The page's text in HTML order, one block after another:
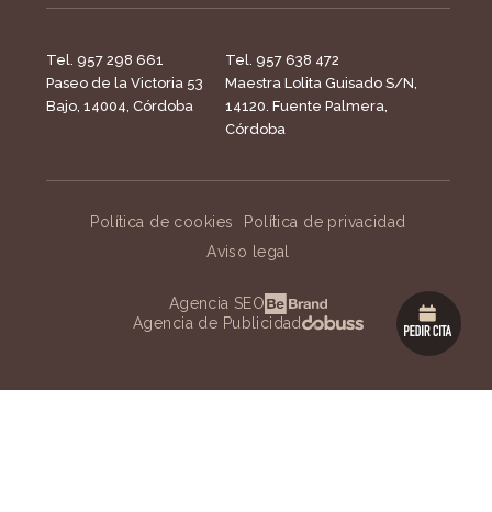
Tel. 957 298 661
Paseo de la Victoria 53
Bajo, 14004, Córdoba
Tel. 957 638 472
Maestra Lolita Guisado S/N,
14120. Fuente Palmera,
Córdoba
Política de cookies
Política de privacidad
Aviso legal
Agencia SEO
Agencia de Publicidad